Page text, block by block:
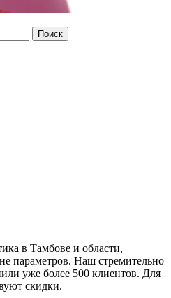
в Тамбове и области,
параметров. Наш стремительно
уже более 500 клиентов. Для
скидки.